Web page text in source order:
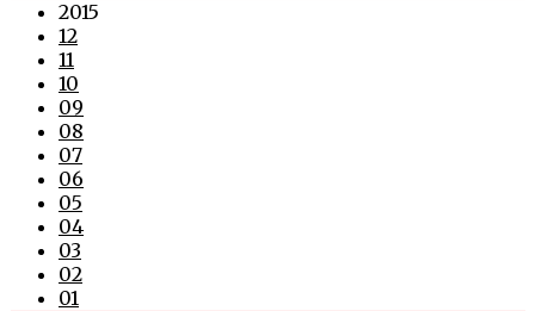
2015
12
11
10
09
08
07
06
05
04
03
02
01